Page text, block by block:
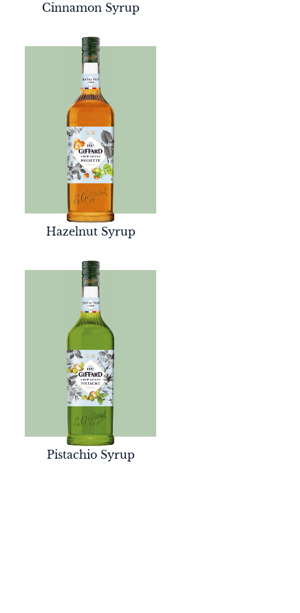
Cinnamon Syrup
Hazelnut Syrup
Pistachio Syrup